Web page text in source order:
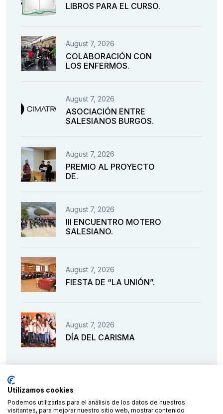
LIBROS PARA EL CURSO.
August 7, 2026
COLABORACIÓN CON
LOS ENFERMOS.
August 7, 2026
ASOCIACIÓN ENTRE
SALESIANOS BURGOS.
August 7, 2026
PREMIO AL PROYECTO
DE.
August 7, 2026
III ENCUENTRO MOTERO
SALESIANO.
August 7, 2026
FIESTA DE “LA UNIÓN”.
August 7, 2026
DÍA DEL CARISMA
Utilizamos cookies
Podemos utilizarlas para el análisis de los datos de nuestros
visitantes, para mejorar nuestro sitio web, mostrar contenido